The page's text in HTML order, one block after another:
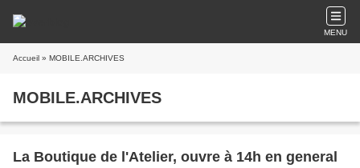
MENU
Accueil » MOBILE.ARCHIVES
MOBILE.ARCHIVES
La Boutique de l'Atelier, ouvre à 14h en general